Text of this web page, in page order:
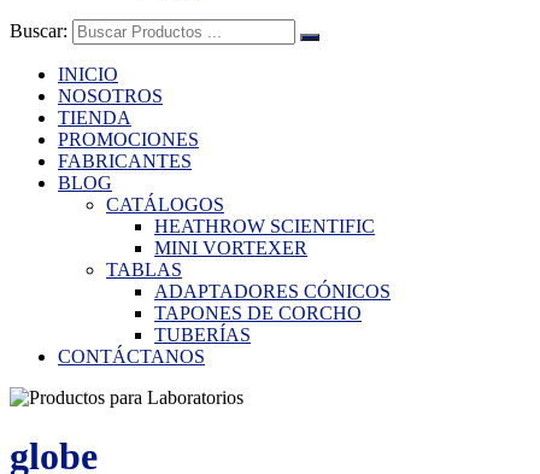
Buscar:
INICIO
NOSOTROS
TIENDA
PROMOCIONES
FABRICANTES
BLOG
CATÁLOGOS
HEATHROW SCIENTIFIC
MINI VORTEXER
TABLAS
ADAPTADORES CÓNICOS
TAPONES DE CORCHO
TUBERÍAS
CONTÁCTANOS
globe